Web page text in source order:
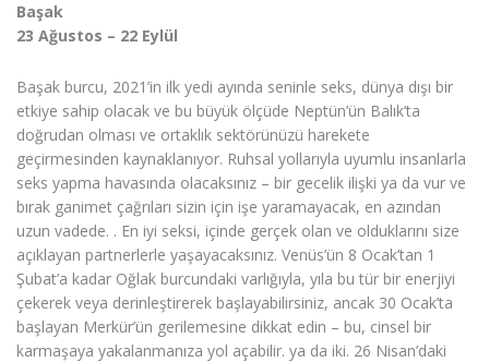
Başak
23 Ağustos – 22 Eylül
Başak burcu, 2021’in ilk yedi ayında seninle seks, dünya dışı bir
etkiye sahip olacak ve bu büyük ölçüde Neptün’ün Balık’ta
doğrudan olması ve ortaklık sektörünüzü harekete
geçirmesinden kaynaklanıyor. Ruhsal yollarıyla uyumlu insanlarla
seks yapma havasında olacaksınız – bir gecelik ilişki ya da vur ve
bırak ganimet çağrıları sizin için işe yaramayacak, en azından
uzun vadede. . En iyi seksi, içinde gerçek olan ve olduklarını size
açıklayan partnerlerle yaşayacaksınız. Venüs’ün 8 Ocak’tan 1
Şubat’a kadar Oğlak burcundaki varlığıyla, yıla bu tür bir enerjiyi
çekerek veya derinleştirerek başlayabilirsiniz, ancak 30 Ocak’ta
başlayan Merkür’ün gerilemesine dikkat edin – bu, cinsel bir
karmaşaya yakalanmanıza yol açabilir. ya da iki. 26 Nisan’daki